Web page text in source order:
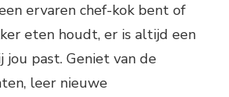
ervaren chef-kok bent of
eten houdt, er is altijd een
jou past. Geniet van de
leer nieuwe